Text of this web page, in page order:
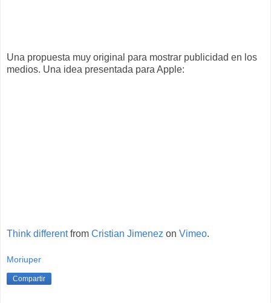
Una propuesta muy original para mostrar publicidad en los
medios. Una idea presentada para Apple:
Think differentfrom Cristian Jimenez on Vimeo.
Moriuper
Compartir